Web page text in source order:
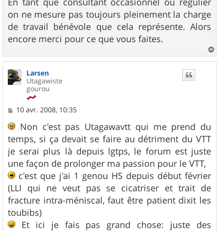
on ne mesure pas toujours pleinement la charge
de travail bénévole que cela représente. Alors
encore merci pour ce que vous faites.
a
Larsen
Utagawiste
gourou
M
s
a
g
e
10 avr. 2008, 10:35
Non c'est pas Utagawavtt qui me prend du
temps, si ça devait se faire au détriment du VTT
je serai plus là depuis lgtps, le forum est juste
une façon de prolonger ma passion pour le VTT,
c'est que j'ai 1 genou HS depuis début février
(LLI qui ne veut pas se cicatriser et trait de
fracture intra-méniscal, faut être patient dixit les
toubibs)
Et ici je fais pas grand chose: juste des